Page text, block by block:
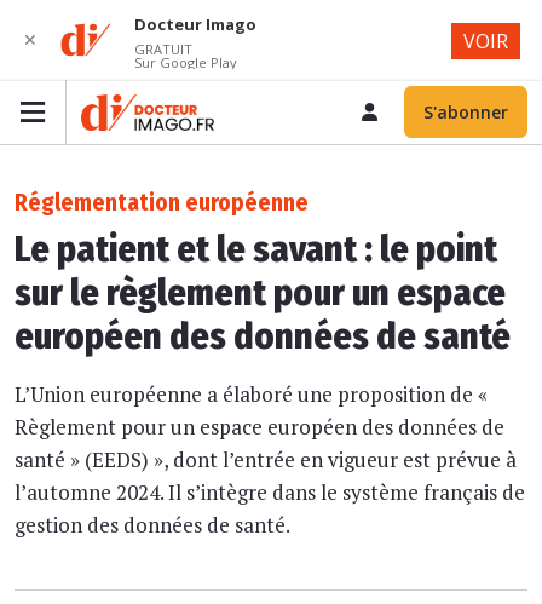
S'abonner
Réglementation européenne
Le patient et le savant : le point
sur le règlement pour un espace
européen des données de santé
L’Union européenne a élaboré une proposition de «
Règlement pour un espace européen des données de
santé » (EEDS) », dont l’entrée en vigueur est prévue à
l’automne 2024. Il s’intègre dans le système français de
gestion des données de santé.
✕
Docteur Imago
GRATUIT
Sur Google Play
VOIR